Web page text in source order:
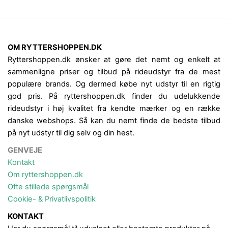
OM RYTTERSHOPPEN.DK
Ryttershoppen.dk ønsker at gøre det nemt og enkelt at
sammenligne priser og tilbud på rideudstyr fra de mest
populære brands. Og dermed købe nyt udstyr til en rigtig
god pris. På ryttershoppen.dk finder du udelukkende
rideudstyr i høj kvalitet fra kendte mærker og en række
danske webshops. Så kan du nemt finde de bedste tilbud
på nyt udstyr til dig selv og din hest.
GENVEJE
Kontakt
Om ryttershoppen.dk
Ofte stillede spørgsmål
Cookie- & Privatlivspolitik
KONTAKT